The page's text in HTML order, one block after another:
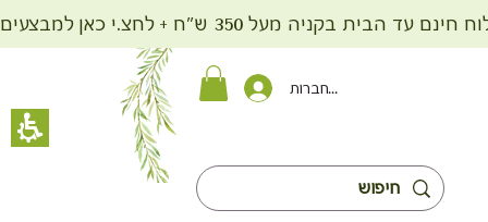
בקניה מעל 350 ש"ח + לחצ.י כאן למבצעים
להתחברות